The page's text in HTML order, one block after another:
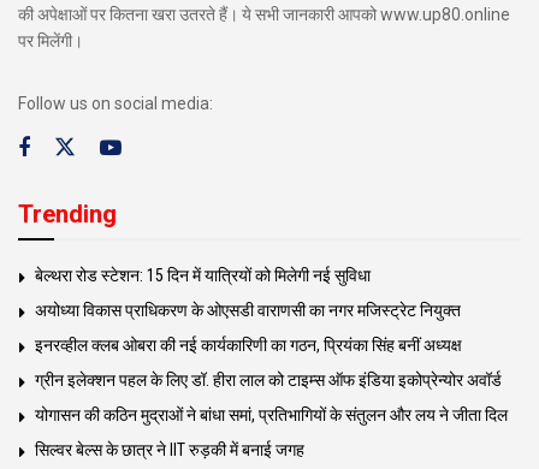
की अपेक्षाओं पर कितना खरा उतरते हैं। ये सभी जानकारी आपको www.up80.online
पर मिलेंगी।
Follow us on social media:
Trending
बेल्थरा रोड स्टेशन: 15 दिन में यात्रियों को मिलेगी नई सुविधा
अयोध्या विकास प्राधिकरण के ओएसडी वाराणसी का नगर मजिस्ट्रेट नियुक्त
इनरव्हील क्लब ओबरा की नई कार्यकारिणी का गठन, प्रियंका सिंह बनीं अध्यक्ष
ग्रीन इलेक्शन पहल के लिए डॉ. हीरा लाल को टाइम्स ऑफ इंडिया इकोप्रेन्योर अवॉर्ड
योगासन की कठिन मुद्राओं ने बांधा समां, प्रतिभागियों के संतुलन और लय ने जीता दिल
सिल्वर बेल्स के छात्र ने IIT रुड़की में बनाई जगह